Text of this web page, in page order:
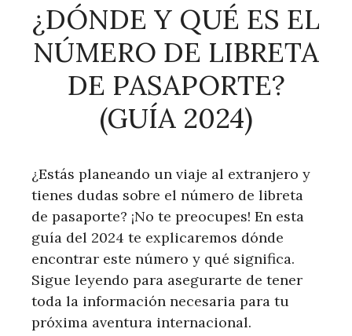
¿DÓNDE Y QUÉ ES EL
NÚMERO DE LIBRETA
DE PASAPORTE?
(GUÍA 2024)
¿Estás planeando un viaje al extranjero y
tienes dudas sobre el número de libreta
de pasaporte? ¡No te preocupes! En esta
guía del 2024 te explicaremos dónde
encontrar este número y qué significa.
Sigue leyendo para asegurarte de tener
toda la información necesaria para tu
próxima aventura internacional.